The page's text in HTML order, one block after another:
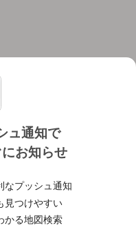
ュ通知で
お知らせ
なプッシュ通知
見つけやすい
かる地図検索
利用規約
採用情報